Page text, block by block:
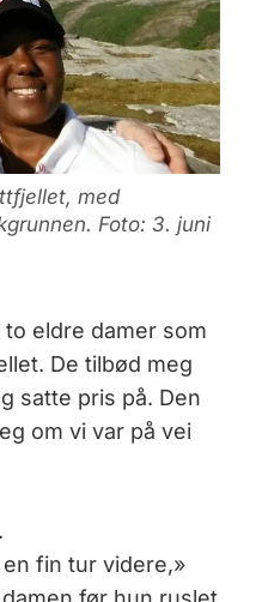
med
Foto: 3. juni
eldre damer som
De tilbød meg
satte pris på. Den
om vi var på vei
fin tur videre,»